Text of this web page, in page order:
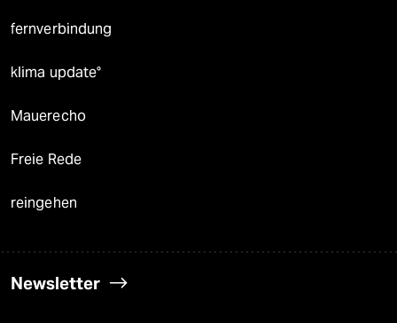
fernverbindung
klima update°
Mauerecho
Freie Rede
reingehen
Newsletter